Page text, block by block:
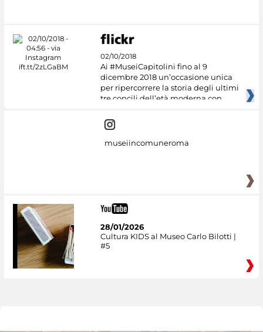
02/10/2018
Ai #MuseiCapitolini fino al 9
dicembre 2018 un’occasione unica
per ripercorrere la storia degli ultimi
tre concili dell’età moderna con
museiincomuneroma
28/01/2026
Cultura KIDS al Museo Carlo Bilotti |
#5